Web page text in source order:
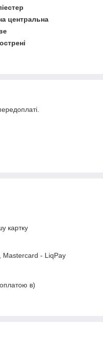
центральна
картку
Mastercard - LiqPay
в)